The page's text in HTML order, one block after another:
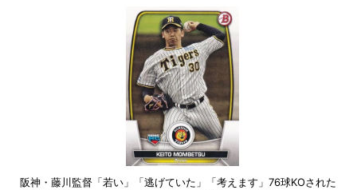
阪神・藤川監督「若い」「逃げていた」「考えます」76球KOされた